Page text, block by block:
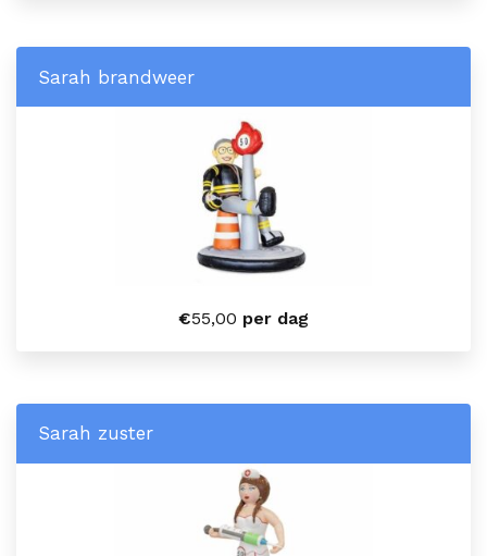
Sarah brandweer
€55,00 per dag
Sarah zuster